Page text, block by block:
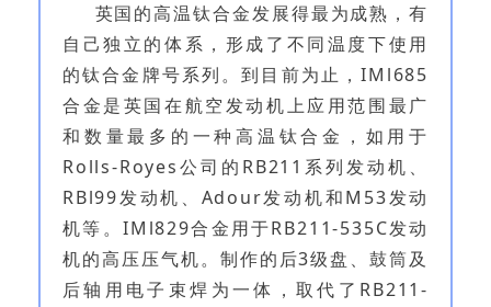
英国的高温钛合金发展得最为成熟，有
自己独立的体系，形成了不同温度下使用
的钛合金牌号系列。到目前为止，IMl685
合金是英国在航空发动机上应用范围最广
和数量最多的一种高温钛合金，如用于
Rolls-Royes公司的RB211系列发动机、
RBl99发动机、Adour发动机和M53发动
机等。IMl829合金用于RB211-535C发动
机的高压压气机。制作的后3级盘、鼓筒及
后轴用电子束焊为一体，取代了RB211-